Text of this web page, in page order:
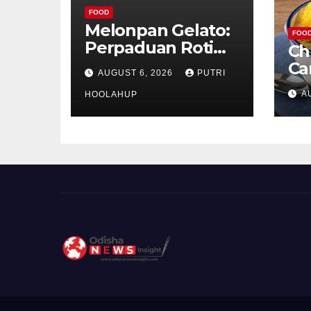
FOOD
Melonpan Gelato:
Perpaduan Roti
Renyah dan Es
Krim Lembut yang
Menggoda
AUGUST 6, 2026 PUTRI
HOOLAHUP